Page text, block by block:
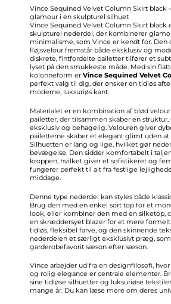
Vince Sequined Velvet Column Skirt black
glamour i en skulpturel silhuet
Vince Sequined Velvet Column Skirt black
skulpturel nederdel, der kombinerer
minimalisme, som Vince er kendt for. Den
fløjsvelour fremstår både eksklusiv og
diskrete, fintfordelte pailetter tilfører et
lyset på den smukkeste måde. Med sin
kolonneform er Vince Sequined Velvet
perfekt valg til dig, der ønsker en tidløs
moderne, luksuriøs kant.
Materialet er en kombination af blød
pailetter, der tilsammen skaber en struktur,
eksklusiv og behagelig. Velouren giver
pailetterne skaber et elegant glimt uden
Silhuetten er lang og lige, hvilket gør
bevægelse. Den sidder komfortabelt i
kroppen, hvilket giver et sofistikeret og
fungerer perfekt til alt fra festlige
middage.
Denne type nederdel kan styles både
Brug den med en enkel sort top for et
look, eller kombiner den med en silketop,
en skræddersyet blazer for et mere formelt
tidløs, fleksibel farve, og den skinnende
nederdelen et særligt eksklusivt præg,
garderobefavorit sæson efter sæson.
Vince arbejder ud fra en designfilosofi,
og rolig elegance er centrale elementer.
sine tidløse silhuetter og luksuriøse
mange år. Du kan læse mere om deres